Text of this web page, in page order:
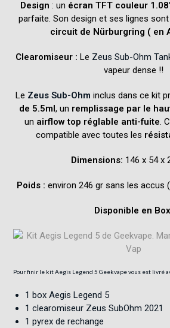
Design : un écran TFT couleur
parfaite. Son design et ses lignes
circuit de Nürburgring ( en
Clearomiseur : Le Zeus Sub-Ohm
vapeur dense !!
Le Zeus Sub-Ohm inclus dans ce kit
de 5.5ml, un remplissage par le
un airflow top réglable anti-fuite .
compatible avec toutes les
Dimensions: 146 x 54 x
Poids : environ 246 gr sans les accus
Disponible en
Pour finir le kit Aegis Legend 5 Geekvape vous est livré
1 box Aegis Legend 5
1 clearomiseur Zeus SubOhm 2021
1 pyrex de rechange